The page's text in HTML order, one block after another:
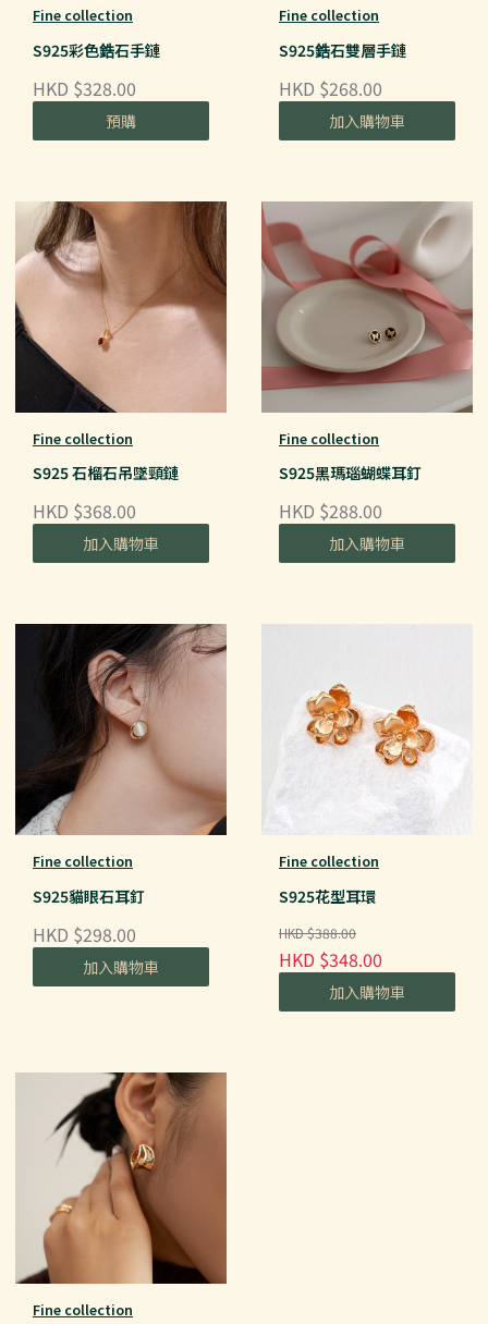
Fine collection
S925彩色鋯石手鏈
HKD $328.00
預購
Fine collection
S925鋯石雙層手鏈
HKD $268.00
加入購物車
Fine collection
S925 石榴石吊墜頸鏈
HKD $368.00
加入購物車
Fine collection
S925黑瑪瑙蝴蝶耳釘
HKD $288.00
加入購物車
Fine collection
S925貓眼石耳釘
HKD $298.00
加入購物車
Fine collection
S925花型耳環
HKD $388.00
HKD $348.00
加入購物車
Fine collection